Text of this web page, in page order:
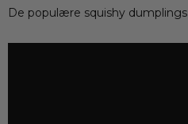
De populære squishy dumplings